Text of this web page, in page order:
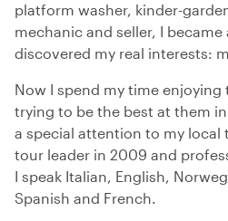
platform washer, kinder-
mechanic and seller, I
discovered my real interests:
Now I spend my time enjoying
trying to be the best at them
a special attention to my local
tour leader in 2009 and
I speak Italian, English,
Spanish and French.